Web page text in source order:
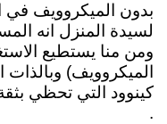
بدون الميكروويف
لسيدة المنزل انه
ومن منا يستطيع
الميكروويف) وبالذات
كينوود التي تحظي
.